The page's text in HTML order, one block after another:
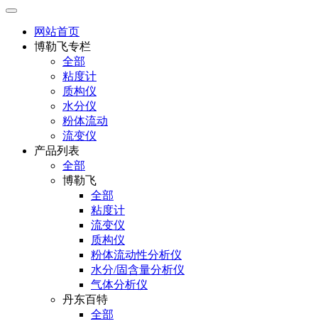
网站首页
博勒飞专栏
全部
粘度计
质构仪
水分仪
粉体流动
流变仪
产品列表
全部
博勒飞
全部
粘度计
流变仪
质构仪
粉体流动性分析仪
水分/固含量分析仪
气体分析仪
丹东百特
全部